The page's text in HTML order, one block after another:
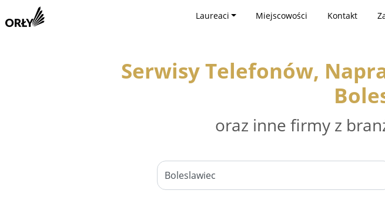
Laureaci Miejscowości Kontakt
Serwisy Telefonów,
oraz inne firmy z